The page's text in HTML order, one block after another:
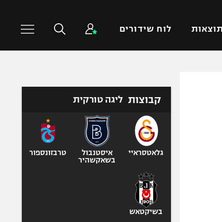
תוצאות לוח שידורים
טניס
כדוריד
כדורעף
שחייה
ג'ודו
קבוצות ליגה טורקית
גלאטסראיי
איסטנבול
בשאקשהיר
טרבזונספור
בשיקטאש